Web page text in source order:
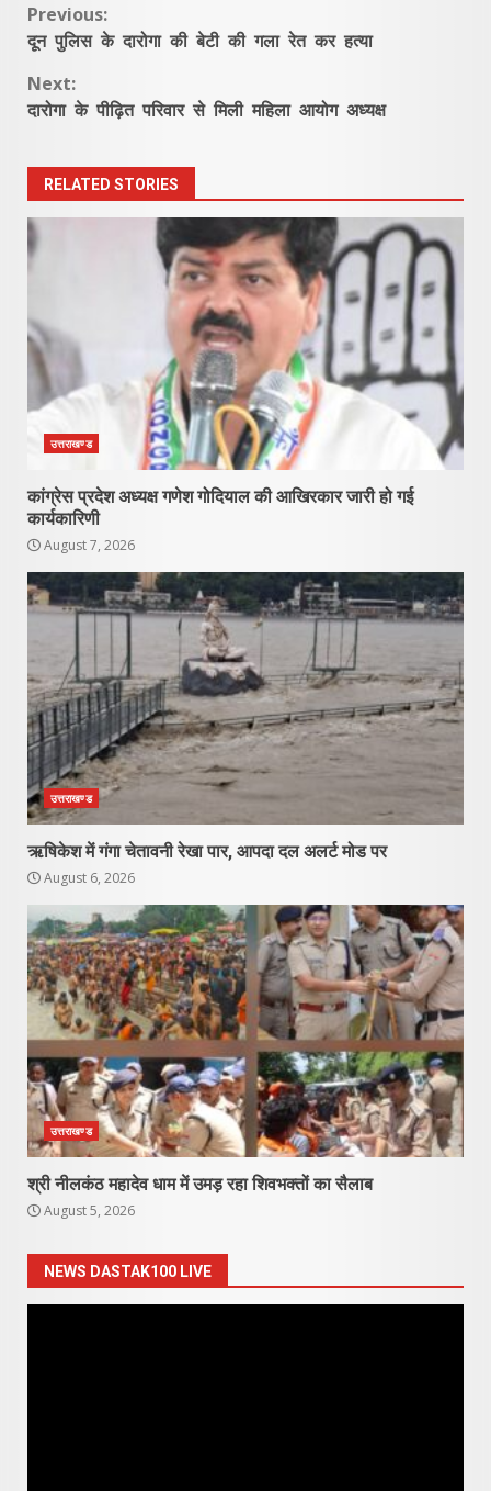
Continue
Reading
Previous:
दून पुलिस के दारोगा की बेटी की गला रेत कर हत्या
Next:
दारोगा के पीढ़ित परिवार से मिली महिला आयोग अध्यक्ष
RELATED STORIES
उत्तराखण्ड
कांग्रेस प्रदेश अध्यक्ष गणेश गोदियाल की आखिरकार जारी हो गई
कार्यकारिणी
August 7, 2026
उत्तराखण्ड
ऋषिकेश में गंगा चेतावनी रेखा पार, आपदा दल अलर्ट मोड पर
August 6, 2026
उत्तराखण्ड
श्री नीलकंठ महादेव धाम में उमड़ रहा शिवभक्तों का सैलाब
August 5, 2026
NEWS DASTAK100 LIVE